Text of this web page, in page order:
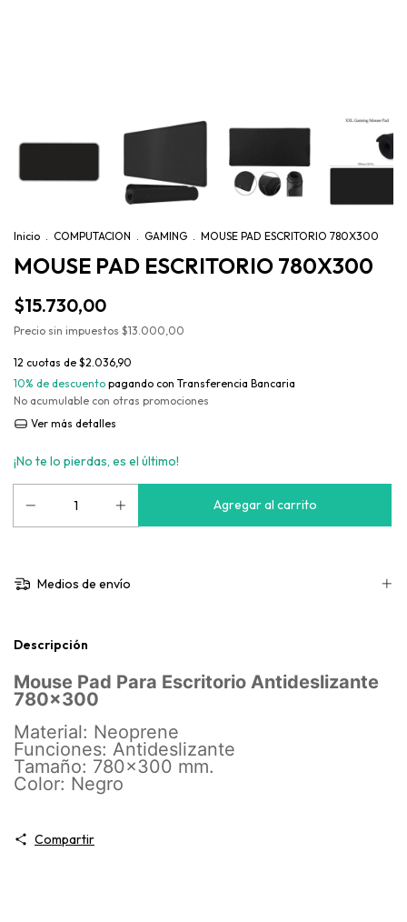
Inicio . COMPUTACION . GAMING . MOUSE PAD ESCRITORIO 780X300
MOUSE PAD ESCRITORIO 780X300
$15.730,00
Precio sin impuestos $13.000,00
12 cuotas de $2.036,90
10% de descuento pagando con Transferencia Bancaria
No acumulable con otras promociones
Ver más detalles
¡No te lo pierdas, es el último!
Medios de envío
Descripción
Mouse Pad Para Escritorio Antideslizante
780x300
Material: Neoprene
Funciones: Antideslizante
Tamaño: 780x300 mm.
Color: Negro
Compartir